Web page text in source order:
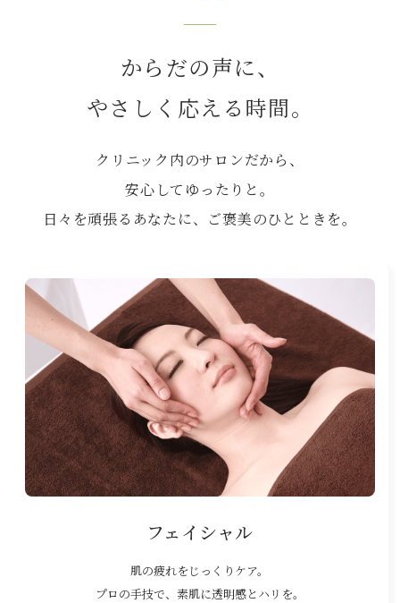
からだの声に、
やさしく応える時間。
クリニック内のサロンだから、
安心してゆったりと。
日々を頑張るあなたに、ご褒美のひとときを。
フェイシャル
肌の疲れをじっくりケア。
プロの手技で、素肌に透明感とハリを。